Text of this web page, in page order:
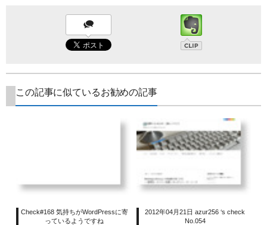
この記事に似ているお勧めの記事
Check#168 気持ちがWordPressに寄
っているようですね
2012年04月21日 azur256 ‘s check
No.054